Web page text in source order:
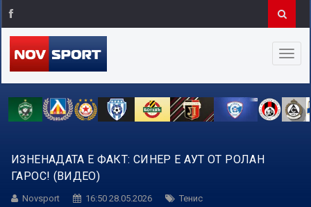
ИЗНЕНАДАТА Е ФАКТ: СИНЕР Е АУТ ОТ РОЛАН
ГАРОС! (ВИДЕО)
Novsport 16:50 28.05.2026 Тенис